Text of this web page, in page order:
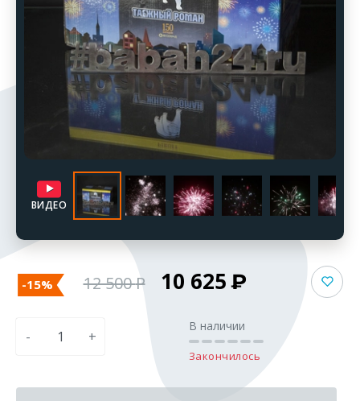
ВИДЕО
-15% 12 500 10 625
- +
В наличии
Закончилось